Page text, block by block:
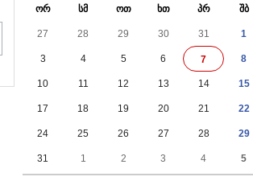
ორ სმ ოთ ხთ პრ შბ
27 28 29 30 31 1
3 4 5 6 7 8
10 11 12 13 14 15
17 18 19 20 21 22
24 25 26 27 28 29
31 1 2 3 4 5